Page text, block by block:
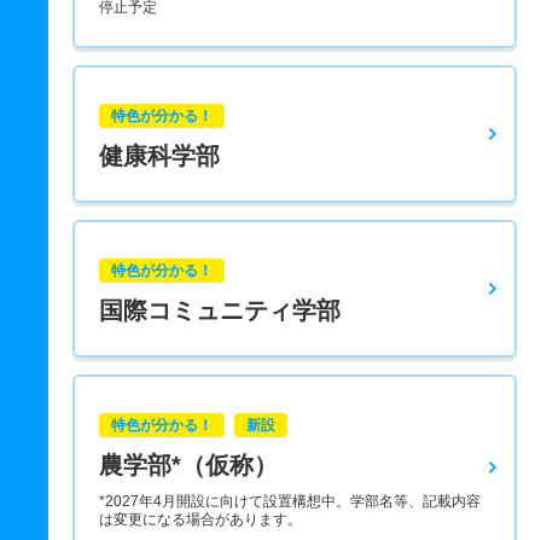
停止予定
特色が分かる！
健康科学部
特色が分かる！
国際コミュニティ学部
特色が分かる！ 新設
農学部*（仮称）
*2027年4月開設に向けて設置構想中。学部名等、記載内容
は変更になる場合があります。